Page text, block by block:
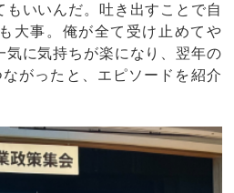
もいいんだ。吐き出すことで自
大事。俺が全て受け止めてや
気に気持ちが楽になり、翌年の
がったと、エピソードを紹介